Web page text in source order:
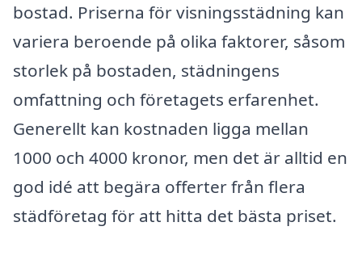
bostad. Priserna för visningsstädning kan
variera beroende på olika faktorer, såsom
storlek på bostaden, städningens
omfattning och företagets erfarenhet.
Generellt kan kostnaden ligga mellan
1000 och 4000 kronor, men det är alltid en
god idé att begära offerter från flera
städföretag för att hitta det bästa priset.